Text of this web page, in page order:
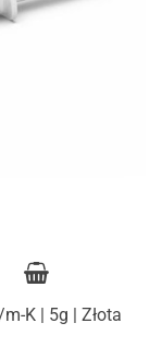
K | 5g | Złota